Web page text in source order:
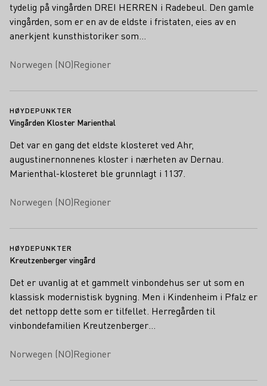
tydelig på vingården DREI HERREN i Radebeul. Den gamle
vingården, som er en av de eldste i fristaten, eies av en
anerkjent kunsthistoriker som…
Norwegen (NO)Regioner
HØYDEPUNKTER
Vingården Kloster Marienthal
Det var en gang det eldste klosteret ved Ahr,
augustinernonnenes kloster i nærheten av Dernau.
Marienthal-klosteret ble grunnlagt i 1137.
Norwegen (NO)Regioner
HØYDEPUNKTER
Kreutzenberger vingård
Det er uvanlig at et gammelt vinbondehus ser ut som en
klassisk modernistisk bygning. Men i Kindenheim i Pfalz er
det nettopp dette som er tilfellet. Herregården til
vinbondefamilien Kreutzenberger…
Norwegen (NO)Regioner